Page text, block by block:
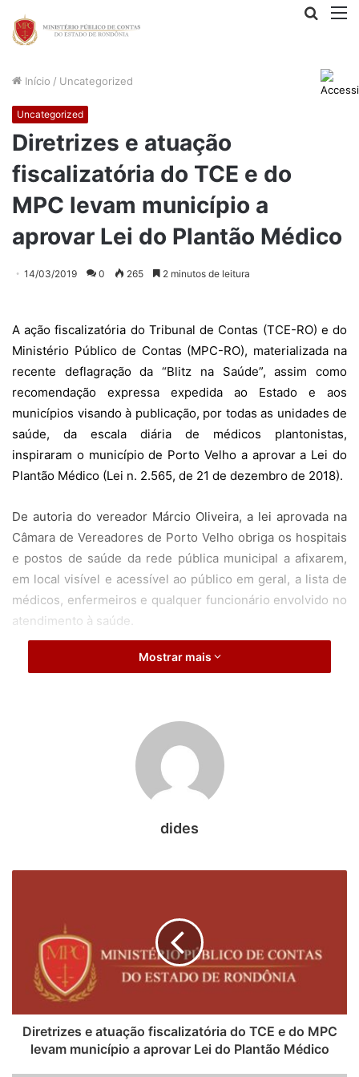
Início / Uncategorized
Uncategorized
Diretrizes e atuação
fiscalizatória do TCE e do
MPC levam município a
aprovar Lei do Plantão Médico
14/03/2019 0 265 2 minutos de leitura
A ação fiscalizatória do Tribunal de Contas (TCE-RO) e do
Ministério Público de Contas (MPC-RO), materializada na
recente deflagração da “Blitz na Saúde”, assim como
recomendação expressa expedida ao Estado e aos
municípios visando à publicação, por todas as unidades de
saúde, da escala diária de médicos plantonistas,
inspiraram o município de Porto Velho a aprovar a Lei do
Plantão Médico (Lei n. 2.565, de 21 de dezembro de 2018).
De autoria do vereador Márcio Oliveira, a lei aprovada na
Câmara de Vereadores de Porto Velho obriga os hospitais
e postos de saúde da rede pública municipal a afixarem,
em local visível e acessível ao público em geral, a lista de
médicos, enfermeiros e qualquer funcionário envolvido no
atendimento à saúde.
Da mesma forma que a recomendação do TCE, a lei
completo, número do registro profissional e especialidade.
Deve ainda constar o nome do agente responsável pela
chefia do plantão, bem como do responsável
administrativo pela unidade de saúde.
Estabelece ainda a legislação que todos os funcionários
identificados por meio de crachá com foto, e que a
Torna ainda obrigatória a passagem de plantão médico a
médico, no qual o profissional que está assumindo o
plantão deve tomar conhecimento do quadro clínico dos
pacientes que ficarão sob sua responsabilidade.
SAÚDE E INFORMAÇÃO
Mostrar mais
dides
Diretrizes e atuação fiscalizatória do TCE e do MPC
levam município a aprovar Lei do Plantão Médico